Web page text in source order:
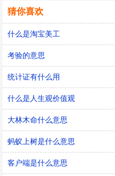
猜你喜欢
什么是淘宝美工
考验的意思
统计证有什么用
什么是人生观价值观
大林木命什么意思
蚂蚁上树是什么意思
客户端是什么意思